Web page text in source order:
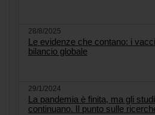
28/8/2025
Le evidenze che contano: i
bilancio globale
29/1/2024
La pandemia è finita, ma gli
continuano. Il punto sulle